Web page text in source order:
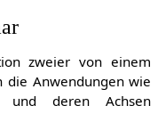
zweier von einem
die Anwendungen wie
und deren Achsen